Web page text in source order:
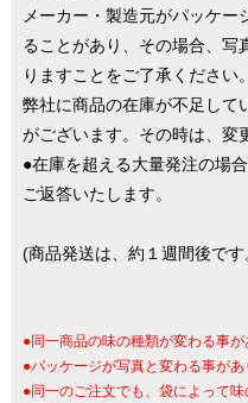
メーカー・製造元がパッケ
ることがあり、その場合、写
りますことをご了承ください。
弊社に商品の在庫が不足して
がございます。その時は、変
●在庫を超える大量発注の場
ご返答いたします。
(商品発送は、約１週間後です
●同一商品の味の種類が変わる事が
●パッケージが写真と変わる事があ
●同一のご注文でも、袋によって